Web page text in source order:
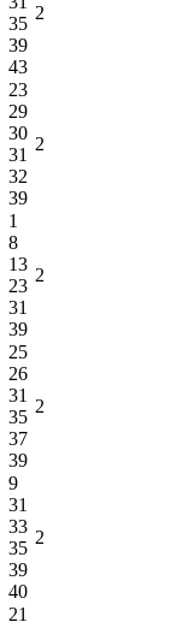
35
39
43
2
23
29
30
31
32
39
2
1
8
13
23
31
39
2
25
26
31
35
37
39
2
9
31
33
35
39
40
2
21